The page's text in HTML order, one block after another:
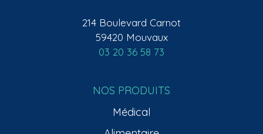
214 Boulevard Carnot
59420 Mouvaux
03 20 36 58 73
NOS PRODUITS
Médical